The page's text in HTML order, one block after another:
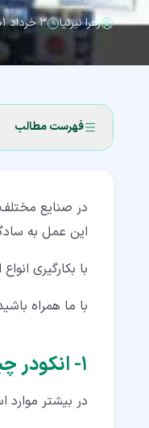
زهرا نیرنیا ۳ خرداد ۱۴۰۱
فهرست مطالب
۲‏- تکنولوژی ساخت انکودر
۳‏- انواع انکودر
۴‏- عملکرد انکودر
۵‏- کاربرد انکودر چیست؟
۵‏-‏۲‏- ارتباط فرآیندهای اندازه گیری و انکودر
۵‏-‏۳‏- کاربرد شمارشی انکودر
در صنایع
این عمل به
با بکارگیری
با ما همراه
۱‏- انکودر چیست؟
در بیشتر موارد